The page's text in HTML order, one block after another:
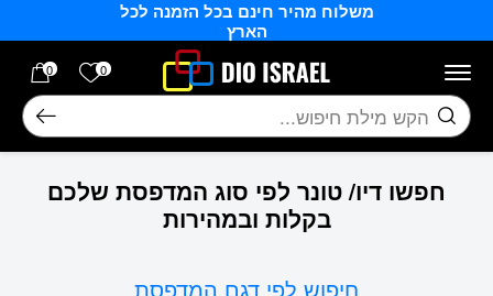
משלוח מהיר חינם בכל הזמנה לכל
הארץ
0 הרשימה
0
חיפוש
חפשו דיו/ טונר לפי סוג המדפסת שלכם
בקלות ובמהירות
חיפוש לפי דגם המדפסת